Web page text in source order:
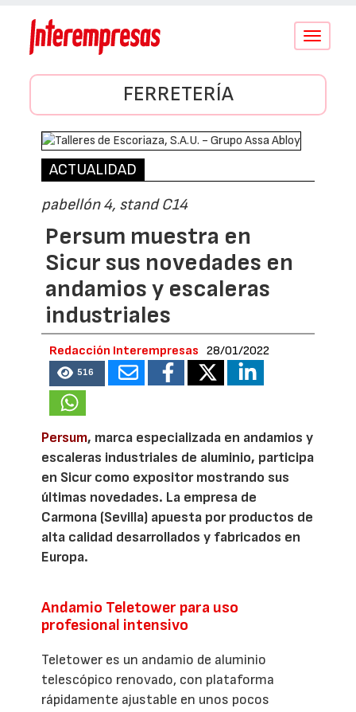
Conmutar
FERRETERÍA
ACTUALIDAD
pabellón 4, stand C14
Persum muestra en
Sicur sus novedades en
andamios y escaleras
industriales
Redacción Interempresas 28/01/2022
516
Persum, marca especializada en andamios y
escaleras industriales de aluminio, participa
en Sicur como expositor mostrando sus
últimas novedades. La empresa de
Carmona (Sevilla) apuesta por productos de
alta calidad desarrollados y fabricados en
Europa.
Andamio Teletower para uso
profesional intensivo
Teletower es un andamio de aluminio
telescópico renovado, con plataforma
rápidamente ajustable en unos pocos